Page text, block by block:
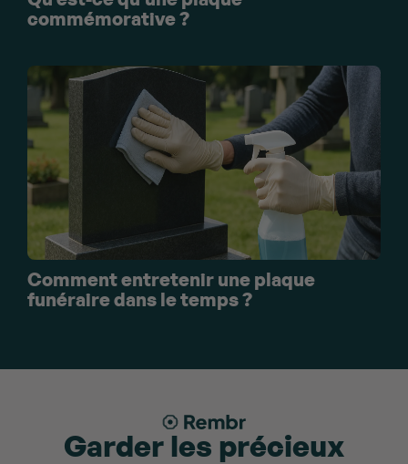
commémorative ?
Comment entretenir une plaque
funéraire dans le temps ?
Garder les précieux